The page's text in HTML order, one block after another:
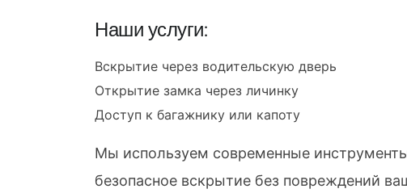
Наши услуги:
Вскрытие через водительскую дверь
Открытие замка через личинку
Доступ к багажнику или капоту
Мы используем современные
безопасное вскрытие без повреждений